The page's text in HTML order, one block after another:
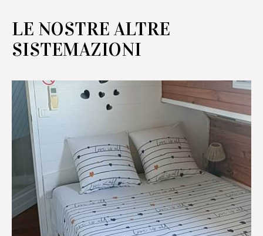
LE NOSTRE ALTRE
SISTEMAZIONI